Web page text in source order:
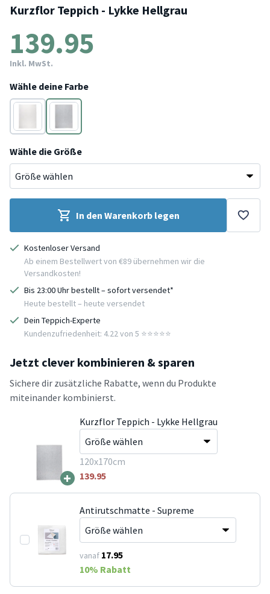
Kurzflor Teppich - Lykke Hellgrau
139.95
Inkl. MwSt.
Wähle deine Farbe
Wähle die Größe
In den Warenkorb legen
Kostenloser Versand
Ab einem Bestellwert von €89 übernehmen wir die
Versandkosten!
Bis 23:00 Uhr bestellt – sofort versendet*
Heute bestellt – heute versendet
Dein Teppich-Experte
Kundenzufriedenheit: 4.22 von 5 ⭐️⭐️⭐️⭐️⭐️
Jetzt clever kombinieren & sparen
Sichere dir zusätzliche Rabatte, wenn du Produkte
miteinander kombinierst.
+
Kurzflor Teppich - Lykke Hellgrau
120x170cm
139.95
Antirutschmatte - Supreme
vanaf 17.95
10% Rabatt